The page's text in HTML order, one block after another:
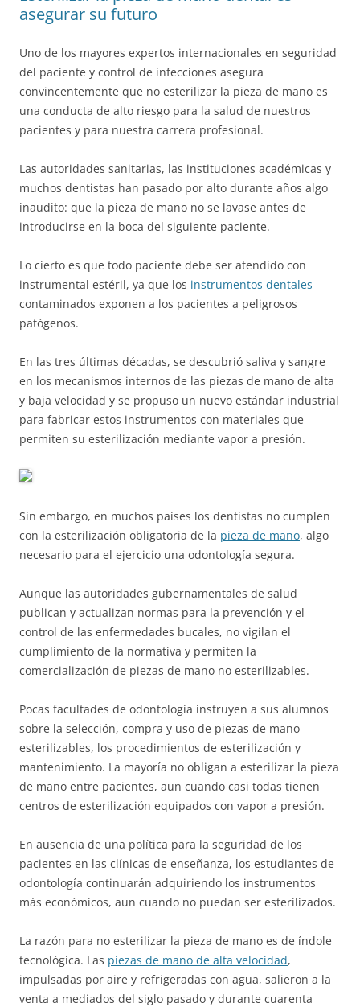
asegurar su futuro
Uno de los mayores expertos internacionales en seguridad
del paciente y control de infecciones asegura
convincentemente que no esterilizar la pieza de mano es
una conducta de alto riesgo para la salud de nuestros
pacientes y para nuestra carrera profesional.
Las autoridades sanitarias, las instituciones académicas y
muchos dentistas han pasado por alto durante años algo
inaudito: que la pieza de mano no se lavase antes de
introducirse en la boca del siguiente paciente.
Lo cierto es que todo paciente debe ser atendido con
instrumental estéril, ya que los instrumentos dentales
contaminados exponen a los pacientes a peligrosos
patógenos.
En las tres últimas décadas, se descubrió saliva y sangre
en los mecanismos internos de las piezas de mano de alta
y baja velocidad y se propuso un nuevo estándar industrial
para fabricar estos instrumentos con materiales que
permiten su esterilización mediante vapor a presión.
Sin embargo, en muchos países los dentistas no cumplen
con la esterilización obligatoria de la pieza de mano, algo
necesario para el ejercicio una odontología segura.
Aunque las autoridades gubernamentales de salud
publican y actualizan normas para la prevención y el
control de las enfermedades bucales, no vigilan el
cumplimiento de la normativa y permiten la
comercialización de piezas de mano no esterilizables.
Pocas facultades de odontología instruyen a sus alumnos
sobre la selección, compra y uso de piezas de mano
esterilizables, los procedimientos de esterilización y
mantenimiento. La mayoría no obligan a esterilizar la pieza
de mano entre pacientes, aun cuando casi todas tienen
centros de esterilización equipados con vapor a presión.
En ausencia de una política para la seguridad de los
pacientes en las clínicas de enseñanza, los estudiantes de
odontología continuarán adquiriendo los instrumentos
más económicos, aun cuando no puedan ser esterilizados.
La razón para no esterilizar la pieza de mano es de índole
tecnológica. Las piezas de mano de alta velocidad,
impulsadas por aire y refrigeradas con agua, salieron a la
venta a mediados del siglo pasado y durante cuarenta